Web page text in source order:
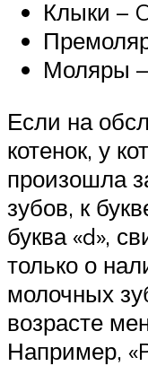
Клыки –
Моляры
Если на
котенок, у
произошла
зубов, к
буква «d»,
только о
молочных
возрасте
Например,